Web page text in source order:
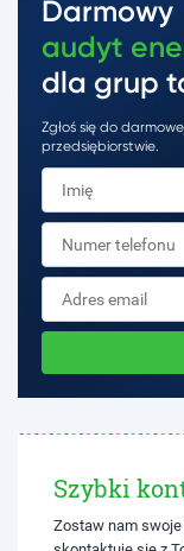
Darmowy
audyt
dla grup
Zgłoś się do
przedsiębiorstwie.
Szybki
Zostaw nam